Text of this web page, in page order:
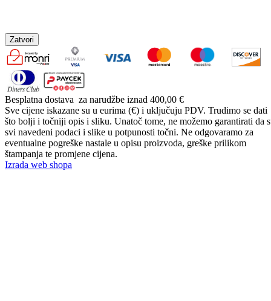
Zatvori
Besplatna dostava za narudžbe iznad 400,00 €
Sve cijene iskazane su u eurima (€) i uključuju PDV. Trudimo se dati
što bolji i točniji opis i sliku. Unatoč tome, ne možemo garantirati da
svi navedeni podaci i slike u potpunosti točni. Ne odgovaramo za
eventualne pogreške nastale u opisu proizvoda, greške prilikom
štampanja te promjene cijena.
Izrada web shopa